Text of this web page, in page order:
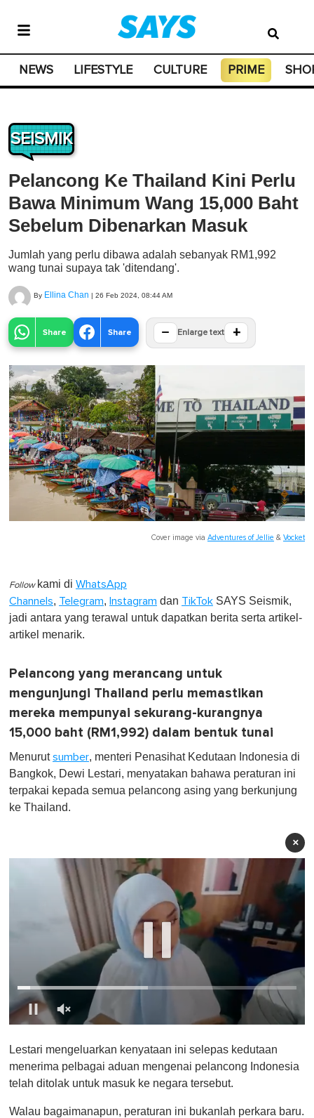
NEWS LIFESTYLE CULTURE PRIME
SEISMIK
Pelancong Ke Thailand Kini Perlu
Bawa Minimum Wang 15,000 Baht
Sebelum Dibenarkan Masuk
Jumlah yang perlu dibawa adalah sebanyak RM1,992
wang tunai supaya tak 'ditendang'.
By Ellina Chan | 26 Feb 2024, 08:44 AM
Share Share − Enlarge text +
Cover image via Adventures of Jellie & Vocket
Follow kami di WhatsApp
Channels, Telegram, Instagram dan TikTok SAYS Seismik,
jadi antara yang terawal untuk dapatkan berita serta artikel-
artikel menarik.
Pelancong yang merancang untuk
mengunjungi Thailand perlu memastikan
mereka mempunyai sekurang-kurangnya
15,000 baht (RM1,992) dalam bentuk tunai
Menurutsumber, menteri Penasihat Kedutaan Indonesia di
Bangkok, Dewi Lestari, menyatakan bahawa peraturan ini
terpakai kepada semua pelancong asing yang berkunjung
ke Thailand.
×
f
1
i
u
Lestari mengeluarkan kenyataan ini selepas kedutaan
menerima pelbagai aduan mengenai pelancong Indonesia
telah ditolak untuk masuk ke negara tersebut.
Walau bagaimanapun, peraturan ini bukanlah perkara baru.